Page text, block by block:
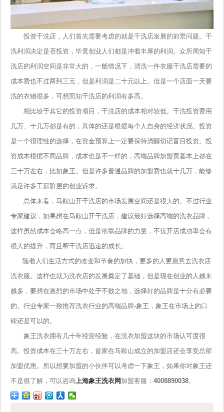
投资干洗店，人们首先需要考虑的就是干洗店发展的前景问题。干
洗利润决定是否投资，毕竟创业人们都是冲着丰厚的利润。众所周知干
洗店的利润空间是非常大的，一般情况下，清洗一件衣服干洗店需要的
成本费也不过两到三元，但是利润是二十元以上。但是一个店面一天要
洗的衣物很多，可想而知干洗店的利润有多高。
相比较于其它的投资项目，干洗店的成本相对较低。干洗投资费用
几万、十几万都是有的，具体的还是根据每个人自身的经济状况。投资
是一个很理性的选择，在资金预算上一定要保持清醒切记盲目投资。投
资成本根据不同品牌，成本也是不一样的，高端品牌加盟费基本上都在
三十万左右，比如象王。但是许多普通品牌的加盟费也就十几万，能够
满足许多工薪阶层的创业诉求。
总体来看，马鞍山开干洗店的市场发展空间还是很大的。不过行业
专家建议，如果想在马鞍山开干洗店，建议最好选择高端的洗衣品牌，
这样虽然成本会略高一点，但是依靠品牌的力量，不仅开店成功率会有
很大的提升，而且帮干洗店迅速的成长。
随着人们生活方式的改变和节奏的加快，更多的人更愿意去洗衣店
洗衣服。这样也就为洗衣店的发展奠定了基础，但是现在创业的人越来
越多，要想在激烈的市场中处于不败之地，选择好的品牌是十分有必要
的。行业专家一致推荐洗衣行业的高端品牌-象王，象王在市场上的口
碑还是可以的。
象王洗衣拥有几十年经营经验，在洗衣加盟这块的市场认可度很
高。投资成本在三十万左右，首家在马鞍山成立的加盟店还会享受总部
加盟优惠。所以想要加盟的小伙伴可以考虑一下象王，如果你对象王还
不是很了解，可以咨询上海象王洗衣网 加盟客服： 4008890038。